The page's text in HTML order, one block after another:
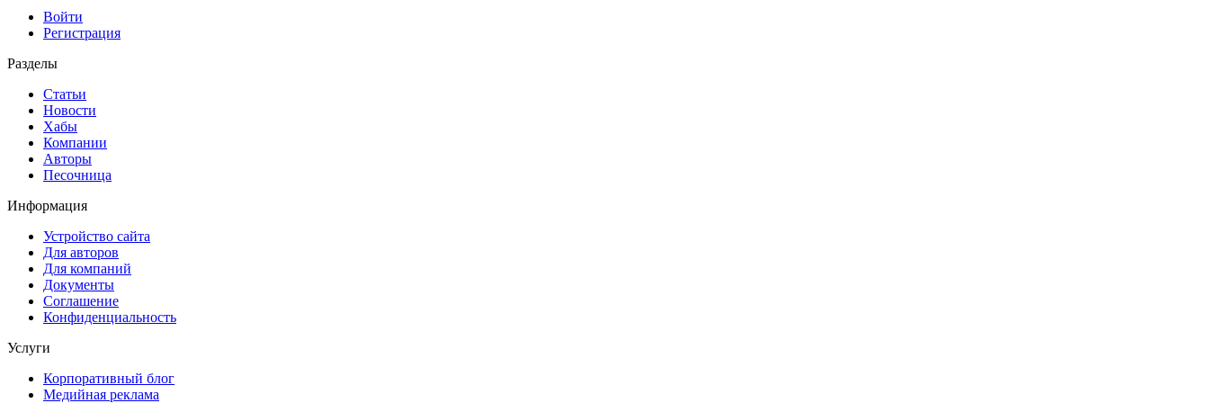
Войти
Регистрация
Разделы
Статьи
Новости
Хабы
Компании
Авторы
Песочница
Информация
Устройство сайта
Для авторов
Для компаний
Документы
Соглашение
Конфиденциальность
Услуги
Корпоративный блог
Медийная реклама